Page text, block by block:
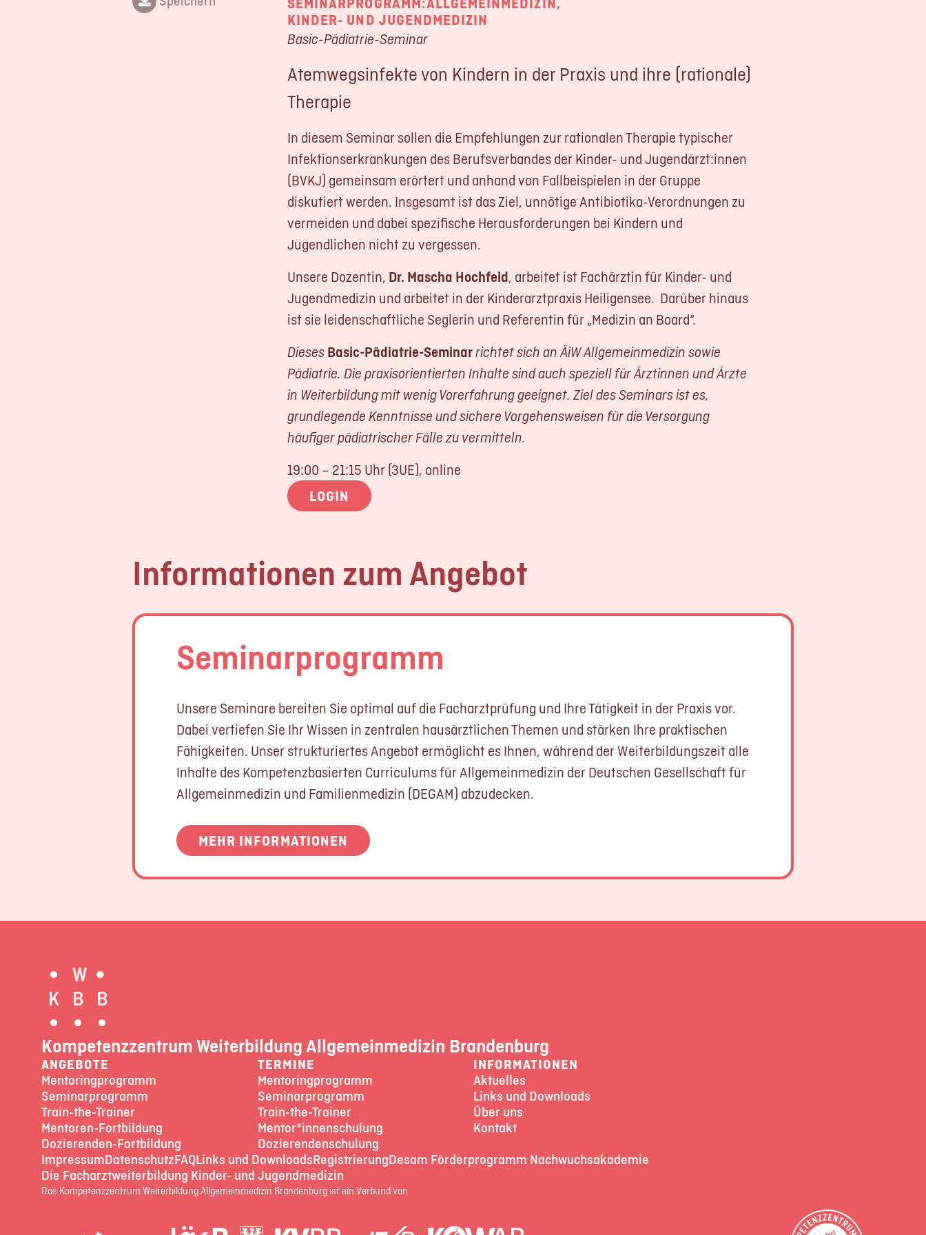
REGISTRIERUNG
Impressum Datenschutz
KINDER- UND JUGENDMEDIZIN
Basic-Pädiatrie-Seminar
Atemwegsinfekte von Kindern in der Praxis und ihre (rationale)
Therapie
In diesem Seminar sollen die Empfehlungen zur rationalen Therapie typischer
Infektionserkrankungen des Berufsverbandes der Kinder- und Jugendärzt:innen
(BVKJ) gemeinsam erörtert und anhand von Fallbeispielen in der Gruppe
diskutiert werden. Insgesamt ist das Ziel, unnötige Antibiotika-Verordnungen zu
vermeiden und dabei spezifische Herausforderungen bei Kindern und
Jugendlichen nicht zu vergessen.
Unsere Dozentin, Dr. Mascha Hochfeld, arbeitet ist Fachärztin für Kinder- und
Jugendmedizin und arbeitet in der Kinderarztpraxis Heiligensee. Darüber hinaus
ist sie leidenschaftliche Seglerin und Referentin für „Medizin an Board“.
DiesesBasic-Pädiatrie-Seminarrichtet sich an ÄiW Allgemeinmedizin sowie
Pädiatrie. Die praxisorientierten Inhalte sind auch speziell für Ärztinnen und Ärzte
in Weiterbildung mit wenig Vorerfahrung geeignet. Ziel des Seminars ist es,
grundlegende Kenntnisse und sichere Vorgehensweisen für die Versorgung
häufiger pädiatrischer Fälle zu vermitteln.
19:00 – 21:15 Uhr (3UE), online
LOGIN
Informationen zum Angebot
Seminarprogramm
Unsere Seminare bereiten Sie optimal auf die Facharztprüfung und Ihre Tätigkeit in der Praxis vor.
Dabei vertiefen Sie Ihr Wissen in zentralen hausärztlichen Themen und stärken Ihre praktischen
Fähigkeiten. Unser strukturiertes Angebot ermöglicht es Ihnen, während der Weiterbildungszeit alle
Inhalte des Kompetenzbasierten Curriculums für Allgemeinmedizin der Deutschen Gesellschaft für
Allgemeinmedizin und Familienmedizin (DEGAM) abzudecken.
MEHR INFORMATIONEN
Kompetenzzentrum Weiterbildung Allgemeinmedizin Brandenburg
ANGEBOTE
Mentoringprogramm
Seminarprogramm
Train-the-Trainer
Mentoren-Fortbildung
Dozierenden-Fortbildung
TERMINE
Mentoringprogramm
Seminarprogramm
Train-the-Trainer
Mentor*innenschulung
Dozierendenschulung
INFORMATIONEN
Aktuelles
Links und Downloads
Über uns
Kontakt
ImpressumDatenschutzFAQLinks und DownloadsRegistrierungDesam Förderprogramm Nachwuchsakademie
Die Facharztweiterbildung Kinder- und Jugendmedizin
Das Kompetenzzentrum Weiterbildung Allgemeinmedizin Brandenburg ist ein Verbund von